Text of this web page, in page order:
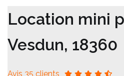
Location mini
Vesdun, 18360
Avis 35 clients